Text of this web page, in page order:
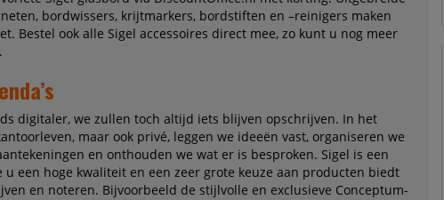
bordwissers, krijtmarkers, bordstiften en –reinigers maken
Bestel ook alle Sigel accessoires direct mee, zo kunt u nog meer
digitaler, we zullen toch altijd iets blijven opschrijven. In het
maar ook privé, leggen we ideeën vast, organiseren we
en onthouden we wat er is besproken. Sigel is een
u een hoge kwaliteit en een zeer grote keuze aan producten biedt
en noteren. Bijvoorbeeld de stijlvolle en exclusieve Conceptum-